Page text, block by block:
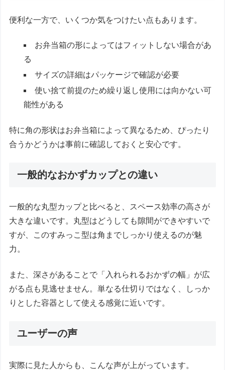
便利な一方で、いくつか気をつけたい点もあります。
お弁当箱の形によってはフィットしない場合があ
る
サイズの詳細はパッケージで確認が必要
使い捨て前提のため繰り返し使用には向かない可
能性がある
特に角の形状はお弁当箱によって異なるため、ぴったり
合うかどうかは事前に確認しておくと安心です。
一般的なおかずカップとの違い
一般的な丸型カップと比べると、スペース効率の高さが
大きな違いです。丸型はどうしても隙間ができやすいで
すが、このすみっこ型は角までしっかり使えるのが魅
力。
また、深さがあることで「入れられるおかずの幅」が広
がる点も見逃せません。単なる仕切りではなく、しっか
りとした容器として使える感覚に近いです。
ユーザーの声
実際に見た人からも、こんな声が上がっています。